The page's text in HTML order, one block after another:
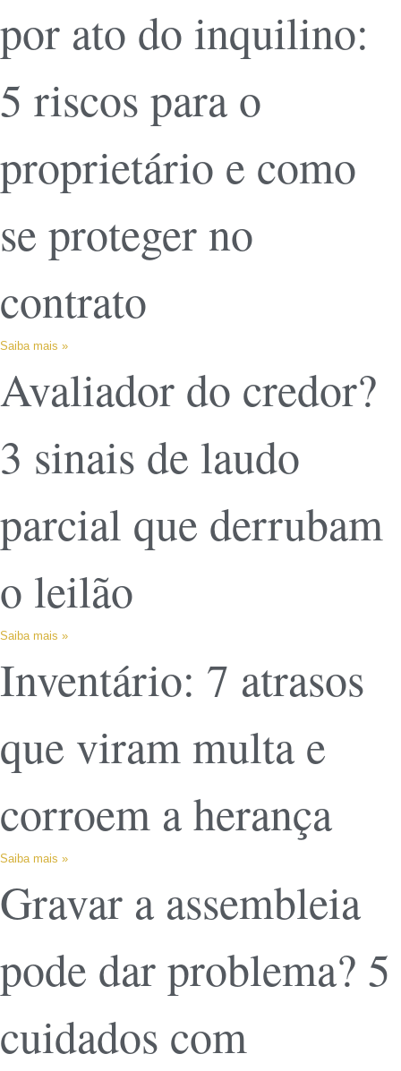
por ato do inquilino:
5 riscos para o
proprietário e como
se proteger no
contrato
Saiba mais »
Avaliador do credor?
3 sinais de laudo
parcial que derrubam
o leilão
Saiba mais »
Inventário: 7 atrasos
que viram multa e
corroem a herança
Saiba mais »
Gravar a assembleia
pode dar problema? 5
cuidados com